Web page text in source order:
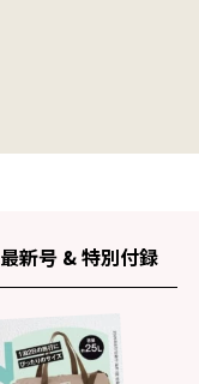
最新号 & 特別付録